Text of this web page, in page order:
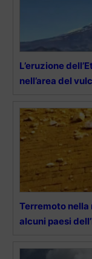
L’eruzione
nell’area del
Terremoto nella
alcuni paesi